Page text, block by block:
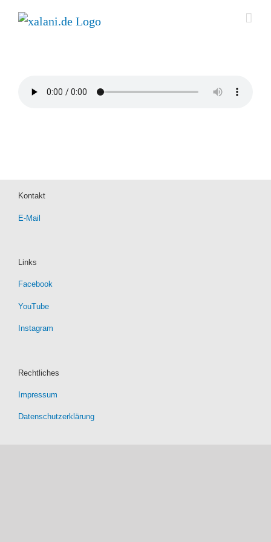
Inhalt
Kontakt
E-Mail
Links
Facebook
YouTube
Instagram
Rechtliches
Impressum
Datenschutzerklärung